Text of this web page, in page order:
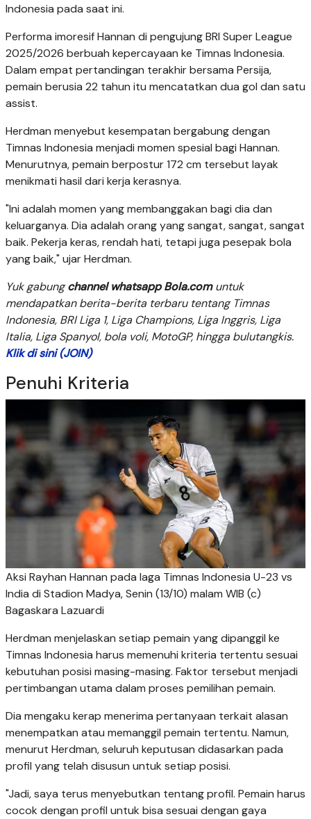
Indonesia pada saat ini.
Performa imoresif Hannan di pengujung BRI Super League
2025/2026 berbuah kepercayaan ke Timnas Indonesia.
Dalam empat pertandingan terakhir bersama Persija,
pemain berusia 22 tahun itu mencatatkan dua gol dan satu
assist.
Herdman menyebut kesempatan bergabung dengan
Timnas Indonesia menjadi momen spesial bagi Hannan.
Menurutnya, pemain berpostur 172 cm tersebut layak
menikmati hasil dari kerja kerasnya.
"Ini adalah momen yang membanggakan bagi dia dan
keluarganya. Dia adalah orang yang sangat, sangat, sangat
baik. Pekerja keras, rendah hati, tetapi juga pesepak bola
yang baik," ujar Herdman.
Yuk gabungchannel whatsapp Bola.comuntuk
mendapatkan berita-berita terbaru tentang Timnas
Indonesia, BRI Liga 1, Liga Champions, Liga Inggris, Liga
Italia, Liga Spanyol, bola voli, MotoGP, hingga bulutangkis.
Klik di sini (JOIN)
Penuhi Kriteria
Aksi Rayhan Hannan pada laga Timnas Indonesia U-23 vs
India di Stadion Madya, Senin (13/10) malam WIB (c)
Bagaskara Lazuardi
Herdman menjelaskan setiap pemain yang dipanggil ke
Timnas Indonesia harus memenuhi kriteria tertentu sesuai
kebutuhan posisi masing-masing. Faktor tersebut menjadi
pertimbangan utama dalam proses pemilihan pemain.
Dia mengaku kerap menerima pertanyaan terkait alasan
menempatkan atau memanggil pemain tertentu. Namun,
menurut Herdman, seluruh keputusan didasarkan pada
profil yang telah disusun untuk setiap posisi.
"Jadi, saya terus menyebutkan tentang profil. Pemain harus
cocok dengan profil untuk bisa sesuai dengan gaya